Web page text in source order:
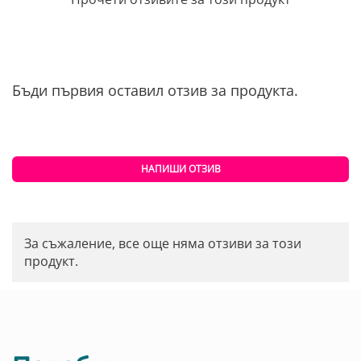
Бъди първия оставил отзив за продукта.
НАПИШИ ОТЗИВ
За съжаление, все още няма отзиви за този
продукт.